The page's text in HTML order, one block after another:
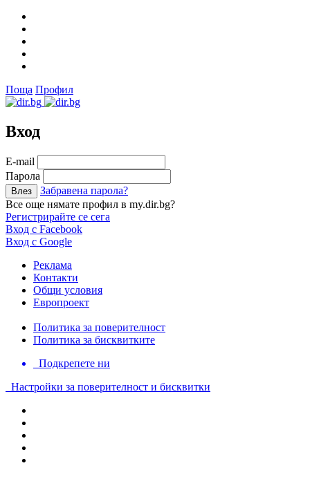
Поща Профил
Вход
Е-mail
Парола
Забравена парола?
Все още нямате профил в my.dir.bg?
Регистрирайте се сега
Вход с Facebook
Вход с Google
Реклама
Контакти
Общи условия
Европроект
Политика за поверителност
Политика за бисквитките
Подкрепете ни
Настройки за поверителност и бисквитки